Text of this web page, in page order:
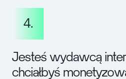
4.
Jesteś wydawcą
chciałbyś